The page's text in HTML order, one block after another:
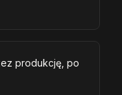
produkcję, po